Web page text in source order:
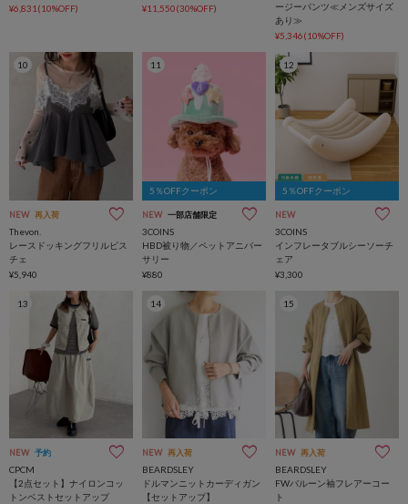
¥6,831(10%OFF)
¥11,550(30%OFF)
ージーパンツ≪メンズサイズ
あり≫
¥5,346(10%OFF)
10
NEW 再入荷
Thevon.
レースドッキングフリルビス
チェ
¥5,940
11
5％OFFクーポン
NEW 一部店舗限定
3COINS
HBD被り物／ペットアニバー
サリー
¥880
12
5％OFFクーポン
NEW
3COINS
インフレータブルシーソーチ
ェア
¥3,300
13
NEW 予約
CPCM
【2点セット】ナイロンコッ
トンベストセットアップ
14
NEW 再入荷
BEARDSLEY
ドルマンニットカーディガン
【セットアップ】
15
NEW 再入荷
BEARDSLEY
FWバルーン袖フレアーコー
ト